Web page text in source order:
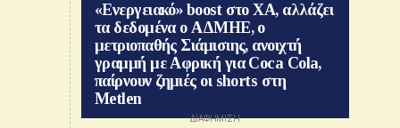
«Ενεργειακό» boost στο ΧΑ, αλλάζει
τα δεδομένα ο ΑΔΜΗΕ, ο
μετριοπαθής Σιάμισιης, ανοιχτή
γραμμή με Αφρική για Coca Cola,
παίρνουν ζημιές οι shorts στη
Metlen